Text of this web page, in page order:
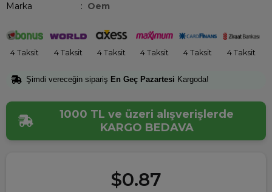
Marka : Oem
4 Taksit 4 Taksit 4 Taksit 4 Taksit 4 Taksit 4 Taksit
Şimdi vereceğin sipariş En Geç Pazartesi Kargoda!
1000 TL ve üzeri alışverişlerde
KARGO BEDAVA
$0.87